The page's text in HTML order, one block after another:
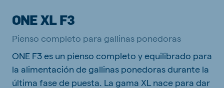
ONE XL F3
Pienso completo para gallinas ponedoras
ONE F3 es un pienso completo y equilibrado para
la alimentación de gallinas ponedoras durante la
última fase de puesta. La gama XL nace para dar